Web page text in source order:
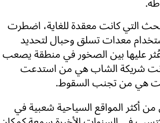
التي كانت معقدة للغاية، اضطرت
معدات تسلق وحبال لتحديد
عليها بين الصخور في منطقة يصعب
شريكة الشاب هي من استدعت
هي من تجنب السقوط.
من أكثر المواقع السياحية شعبية في